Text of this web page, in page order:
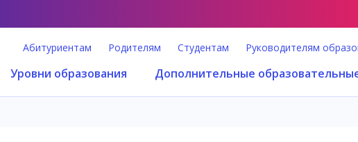
Абитуриентам Родителям Студентам Руководителям
Уровни образования Дополнительные